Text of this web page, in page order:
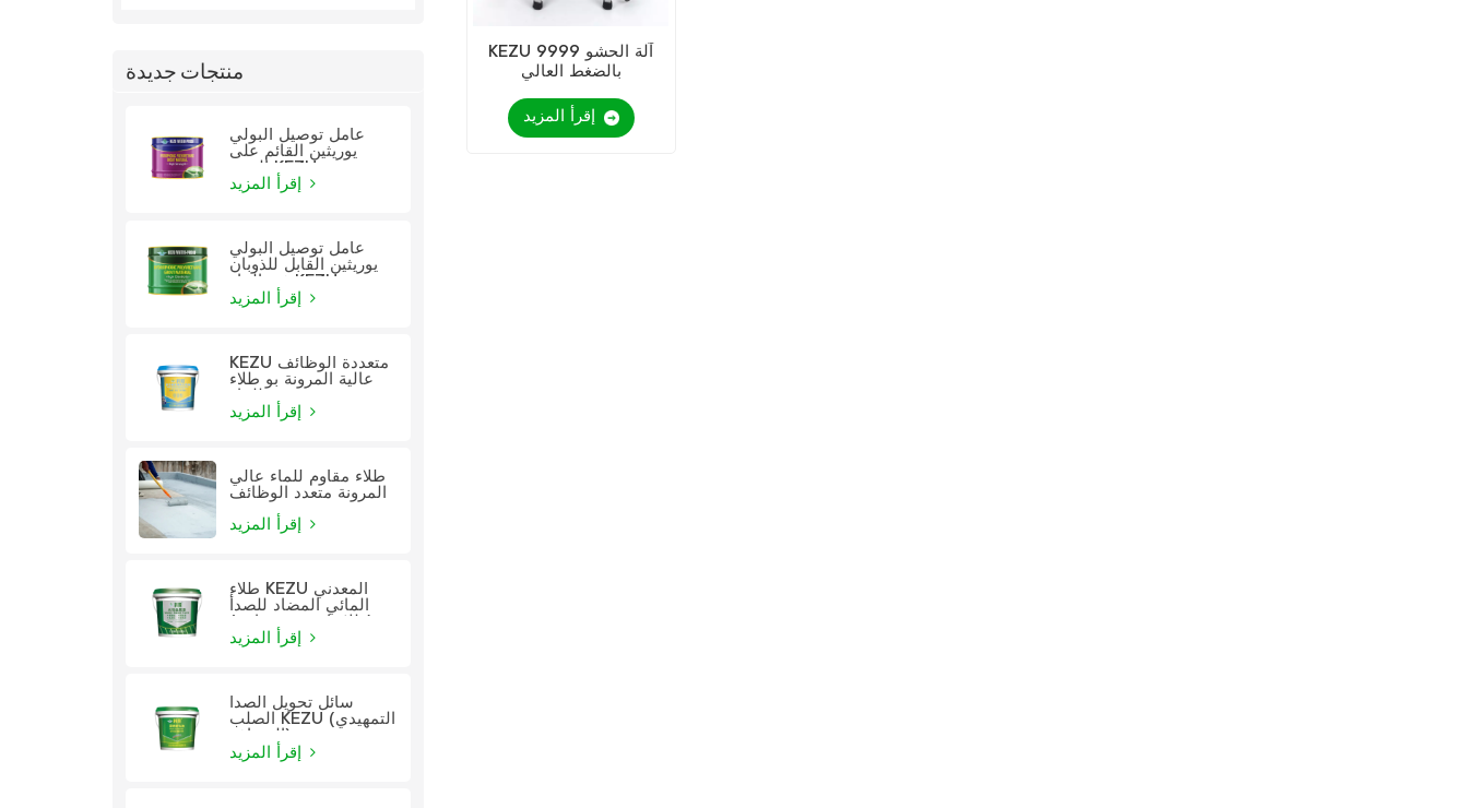
منتجات جديدة
عامل توصيل البولي
يوريثين القائم على
عامل توصيل البولي
يوريثين القابل للذوبان
KEZU متعددة الوظائف
عالية المرونة بو طلاء
طلاء مقاوم للماء عالي
المرونة متعدد الوظائف
طلاء KEZU المعدني
المائي المضاد للصدأ
سائل تحويل الصدأ
الصلب KEZU (التمهيدي
KEZU 9999 آلة الحشو
بالضغط العالي
إقرأ المزيد